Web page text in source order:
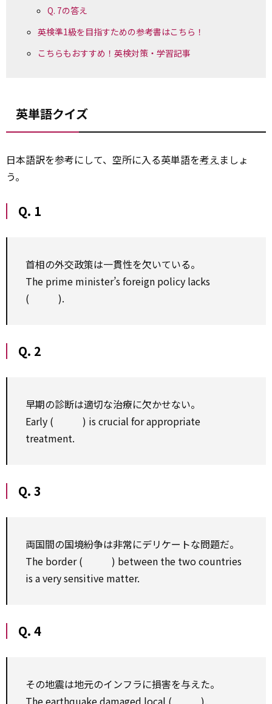
Q. 7の答え
英検準1級を目指すための参考書はこちら！
こちらもおすすめ！英検対策・学習記事
英単語クイズ
日本語訳を参考にして、空所に入る英単語を考えましょ
う。
Q. 1
首相の外交政策は一貫性を欠いている。
The prime minister’s foreign policy lacks
( ).
Q. 2
早期の診断は適切な治療に欠かせない。
Early ( ) is crucial for appropriate
treatment.
Q. 3
両国間の国境紛争は非常にデリケートな問題だ。
The border ( ) between the two countries
is a very sensitive matter.
Q. 4
その地震は地元のインフラに損害を与えた。
The earthquake damaged local ( ).